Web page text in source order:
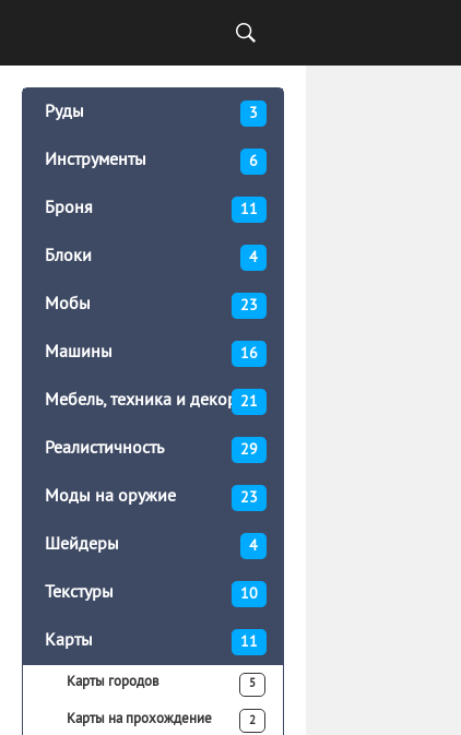
Руды 3
Инструменты 6
Броня 11
Блоки 4
Мобы 23
Машины 16
Мебель, техника и декор 21
Реалистичность 29
Моды на оружие 23
Шейдеры 4
Текстуры 10
Карты 11
Карты городов 5
Карты на прохождение 2